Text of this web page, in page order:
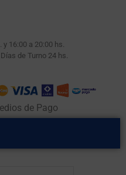
y 16:00 a 20:00 hs.
de Turno 24 hs.
de Pago